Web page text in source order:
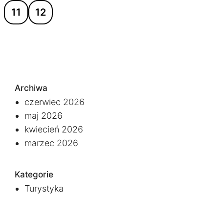
11 12
Archiwa
czerwiec 2026
maj 2026
kwiecień 2026
marzec 2026
Kategorie
Turystyka